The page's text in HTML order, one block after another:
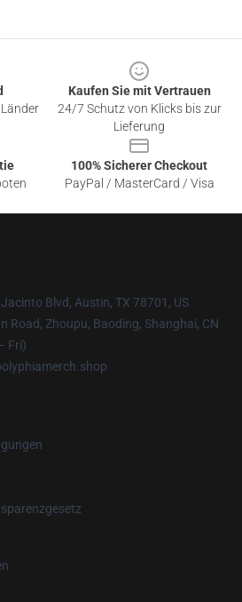
Kaufen Sie mit Vertrauen
24/7 Schutz von Klicks bis zur
Lieferung
100% Sicherer Checkout
PayPal / MasterCard / Visa
Blvd, Austin, TX 78701, US
Road, Zhoupu, Baoding, Shanghai, CN
Fri)